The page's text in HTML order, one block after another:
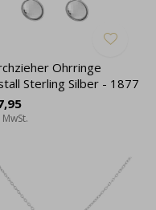
Ohrringe
Sterling Silber - 1877